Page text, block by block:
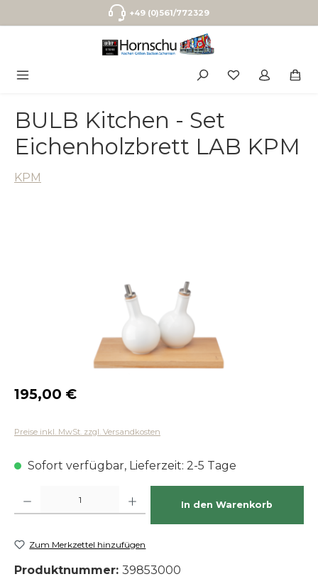
Zum Hauptinhalt springen+49 (0)561/772329
BULB Kitchen - Set
Eichenholzbrett LAB KPM
KPM
Regulärer Preis:
195,00 €
Preise inkl. MwSt. zzgl. Versandkosten
Sofort verfügbar, Lieferzeit: 2-5 Tage
In den Warenkorb
Zum Merkzettel hinzufügen
Produktnummer: 39853000